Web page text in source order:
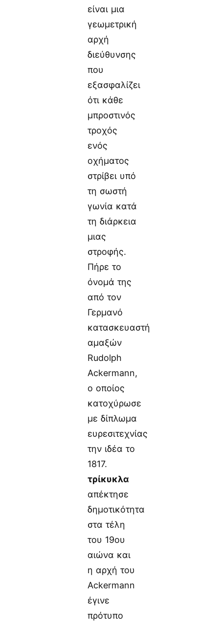
είναι μια
γεωμετρική
αρχή
διεύθυνσης
που
εξασφαλίζει
ότι κάθε
μπροστινός
τροχός
ενός
οχήματος
στρίβει υπό
τη σωστή
γωνία κατά
τη διάρκεια
μιας
στροφής.
Πήρε το
όνομά της
από τον
Γερμανό
κατασκευαστή
αμαξών
Rudolph
Ackermann,
ο οποίος
κατοχύρωσε
με δίπλωμα
ευρεσιτεχνίας
την ιδέα το
1817.
τρίκυκλα
απέκτησε
δημοτικότητα
στα τέλη
του 19ου
αιώνα και
η αρχή του
Ackermann
έγινε
πρότυπο